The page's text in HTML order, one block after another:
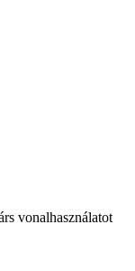
vonalhasználatot